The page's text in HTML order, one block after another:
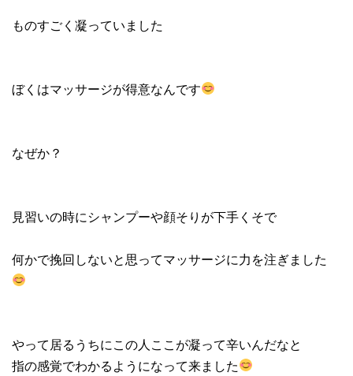
ものすごく凝っていました
ぼくはマッサージが得意なんです
なぜか？
見習いの時にシャンプーや顔そりが下手くそで
何かで挽回しないと思ってマッサージに力を注ぎました
やって居るうちにこの人ここが凝って辛いんだなと
指の感覚でわかるようになって来ました